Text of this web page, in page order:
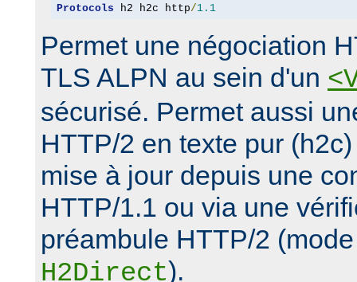
Protocols h2 h2c http/1.1
Permet une négociation
TLS ALPN au sein d'un
sécurisé. Permet aussi
HTTP/2 en texte pur
mise à jour depuis une
HTTP/1.1 ou via une
préambule HTTP/2
H2Direct).